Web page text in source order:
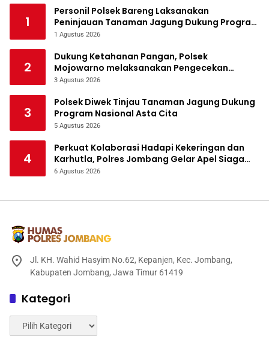
1
Personil Polsek Bareng Laksanakan
Peninjauan Tanaman Jagung Dukung Program
Ketahanan Pangan
1 Agustus 2026
2
Dukung Ketahanan Pangan, Polsek
Mojowarno melaksanakan Pengecekan
Tanaman Jagung
3 Agustus 2026
3
Polsek Diwek Tinjau Tanaman Jagung Dukung
Program Nasional Asta Cita
5 Agustus 2026
4
Perkuat Kolaborasi Hadapi Kekeringan dan
Karhutla, Polres Jombang Gelar Apel Siaga
Bencana
6 Agustus 2026
Jl. KH. Wahid Hasyim No.62, Kepanjen, Kec. Jombang,
Kabupaten Jombang, Jawa Timur 61419
Kategori
Kategori